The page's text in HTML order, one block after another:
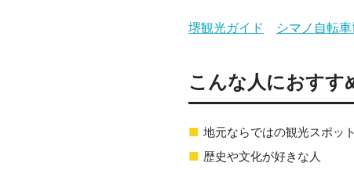
堺観光ガイド シマノ自転
こんな人におすす
地元ならではの観光スポッ
歴史や文化が好きな人